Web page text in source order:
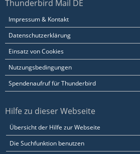
Thunderbird Mail DE
Impressum & Kontakt
Datenschutzerklärung
Einsatz von Cookies
Nutzungsbedingungen
Spendenaufruf für Thunderbird
Hilfe zu dieser Webseite
Übersicht der Hilfe zur Webseite
Die Suchfunktion benutzen